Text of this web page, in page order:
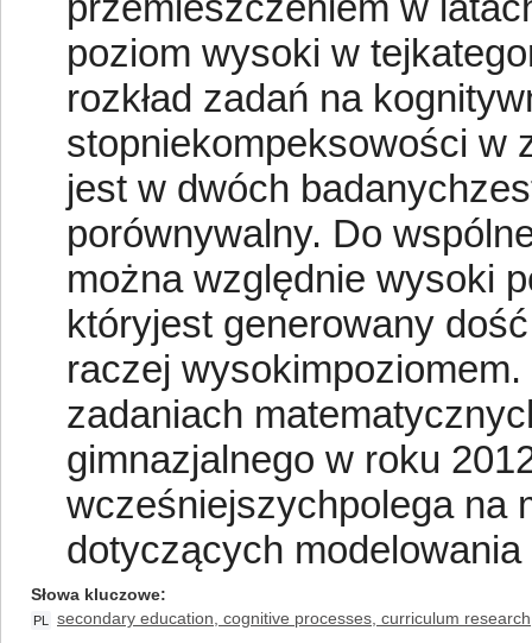
poziom wysoki w
rozkład zadań na
stopniekompeksowości w
jest w dwóch
porównywalny. Do
można względnie wysoki
któryjest generowany
raczej
zadaniach
gimnazjalnego w roku
wcześniejszychpolega na
dotyczących
Słowa kluczowe
PL
secondary education, cognitive processes, curriculum